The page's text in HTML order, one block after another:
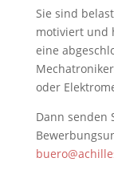
Sie sind
motiviert und
eine
oder
Dann senden